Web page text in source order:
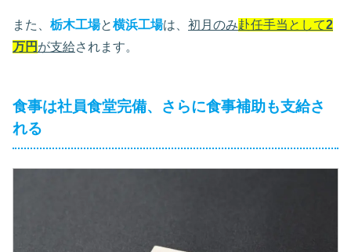
また、 栃木工場と横浜工場は、 初月のみ赴任手当として2
万円 が支給されます。
食事は社員食堂完備、さらに食事補助も支給さ
れる